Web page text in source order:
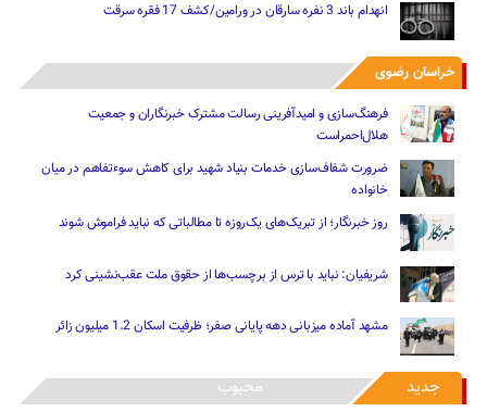
انهدام باند 3 نفره سارقان در ورامین/کشف 17 فقره سرقت
خراسان رضوی
فرهنگ‌سازی و امیدآفرینی رسالت‌ مشترک خبرنگاران و جمعیت
هلال‌احمراست
ضرورت شفاف‌سازی خدمات بنیاد شهید برای کاهش سوءتفاهم‌ در میان
خانواده
روز خبرنگار؛ از تبریک‌های یک‌روزه تا مطالباتی که نباید فراموش شوند
شریفیان: نباید با ترس از برچسب‌ها از حقوق ملت عقب‌نشینی کرد
مشهد آماده میزبانی دهه پایانی صفر؛ ظرفیت اسکان 1.2 میلیون زائر
جدید محبوب